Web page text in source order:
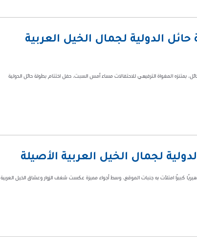
الدولية لجمال الخيل العربية
بمتنزه المغواة الترفيهي للاحتفالات مساء أمس السبت، حفل اختتام بطولة حائل الدولية
كبيرًا امتلأت به جنبات الموقع، وسط أجواء مميزة عكست شغف الزوار وعشاق الخيل العربية